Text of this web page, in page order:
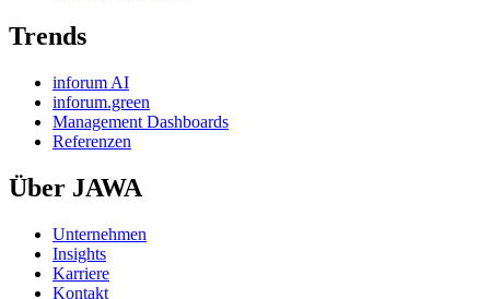
Trends
inforum AI
inforum.green
Management Dashboards
Referenzen
Über JAWA
Unternehmen
Insights
Karriere
Kontakt